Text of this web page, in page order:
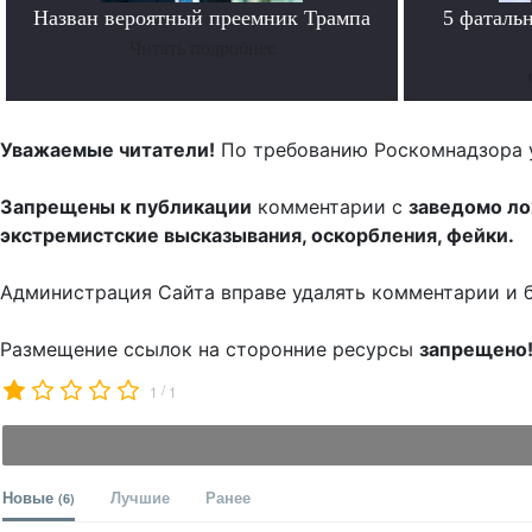
Назван вероятный преемник Трампа 5
Уважаемые читатели! По требованию Роскомнадзора
Запрещены к публикации комментарии с заведомо
экстремистские высказывания, оскорбления, фейки.
Администрация Сайта вправе удалять комментарии и
Размещение ссылок на сторонние ресурсы запрещено!
1 / 1
Новые (6) Лучшие Ранее